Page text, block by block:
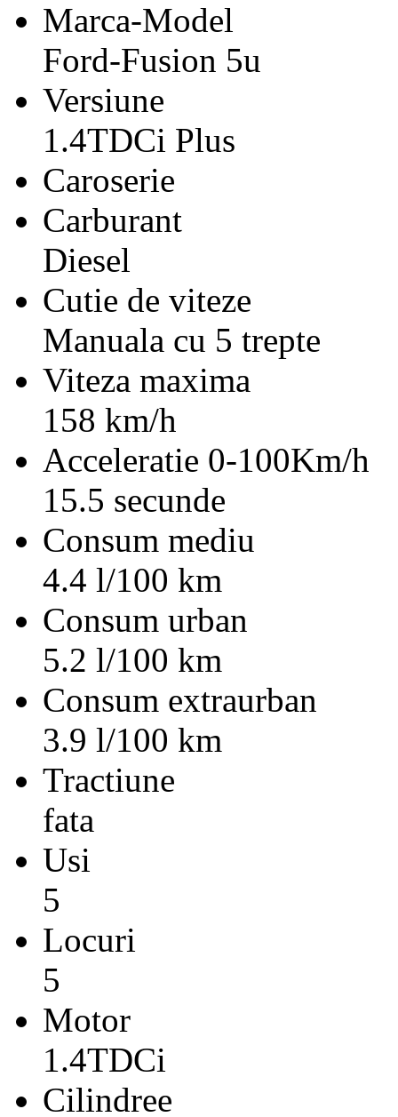
Marca-Model
Ford-Fusion 5u
Versiune
1.4TDCi Plus
Caroserie
Carburant
Diesel
Cutie de viteze
Manuala cu 5 trepte
Viteza maxima
158 km/h
Acceleratie 0-100Km/h
15.5 secunde
Consum mediu
4.4 l/100 km
Consum urban
5.2 l/100 km
Consum extraurban
3.9 l/100 km
Tractiune
fata
Usi
5
Locuri
5
Motor
1.4TDCi
Cilindree